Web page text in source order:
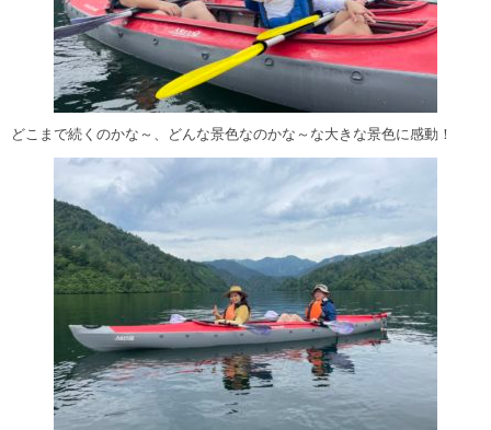
どこまで続くのかな～、どんな景色なのかな～な大きな景色に感動！